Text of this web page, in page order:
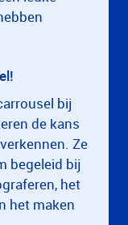
bij
de kans
Ze
begeleid bij
het
het maken